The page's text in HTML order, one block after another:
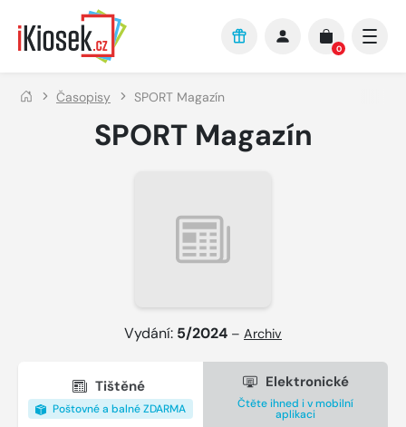
Přejít na hlavní obsah
0
Časopisy SPORT Magazín
SPORT Magazín
Vydání: 5/2024 – Archiv
Tištěné
Poštovné a balné ZDARMA
Elektronické
Čtěte ihned i v mobilní
aplikaci